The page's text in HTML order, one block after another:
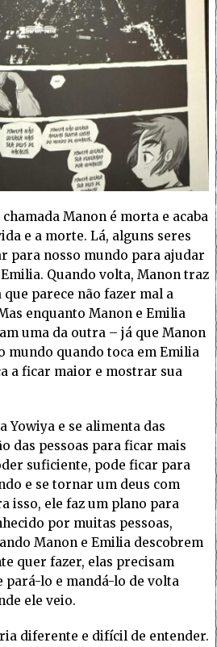
Manon é morta e acaba
e a morte. Lá, alguns seres
para nosso mundo para ajudar
Quando volta, Manon traz
parece não fazer mal a
enquanto Manon e Emilia
uma da outra – já que Manon
mundo quando toca em Emilia
a ficar maior e mostrar sua
Yowiya e se alimenta das
das pessoas para ficar mais
suficiente, pode ficar para
e se tornar um deus com
isso, ele faz um plano para
por muitas pessoas,
Manon e Emilia descobrem
quer fazer, elas precisam
pará-lo e mandá-lo de volta
ele veio.
diferente e difícil de entender.